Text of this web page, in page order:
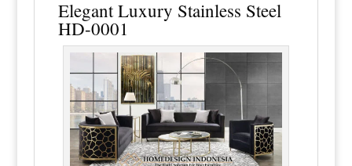
Elegant Luxury Stainless Steel
HD-0001